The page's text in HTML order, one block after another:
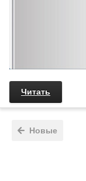
Читать
Новые